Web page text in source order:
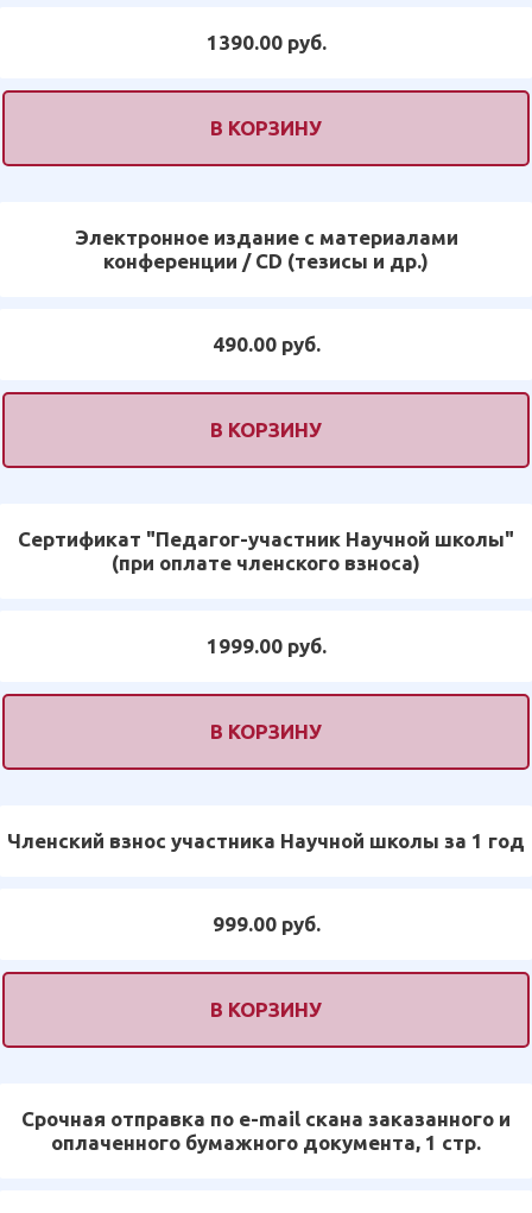
1390.00 руб.
В КОРЗИНУ
Электронное издание с материалами
конференции / CD (тезисы и др.)
490.00 руб.
В КОРЗИНУ
Сертификат "Педагог-участник Научной школы"
(при оплате членского взноса)
1999.00 руб.
В КОРЗИНУ
Членский взнос участника Научной школы за 1 год
999.00 руб.
В КОРЗИНУ
Срочная отправка по e-mail скана заказанного и
оплаченного бумажного документа, 1 стр.